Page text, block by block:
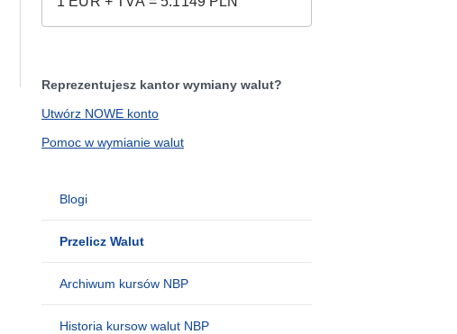
Reprezentujesz kantor wymiany walut?
Utwórz NOWE konto
Pomoc w wymianie walut
Blogi
Przelicz Walut
Archiwum kursów NBP
Historia kursow walut NBP